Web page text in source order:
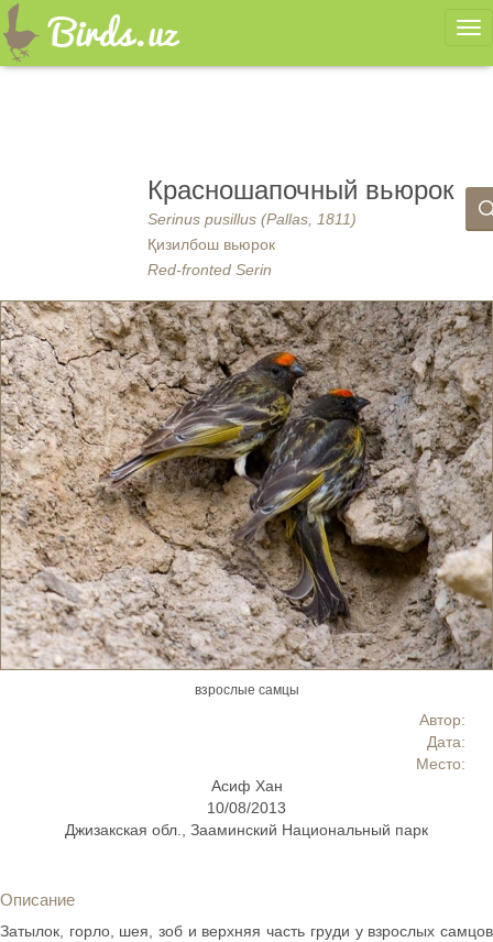
Красношапочный вьюрок
Serinus pusillus (Pallas, 1811)
Қизилбош вьюрок
Red-fronted Serin
Автор:
Дата:
Место:
Асиф Хан
10/08/2013
Джизакская обл., Зааминский Национальный парк
взрослые самцы
Описание
Затылок, горло, шея, зоб и верхняя часть груди у взрослых самцов